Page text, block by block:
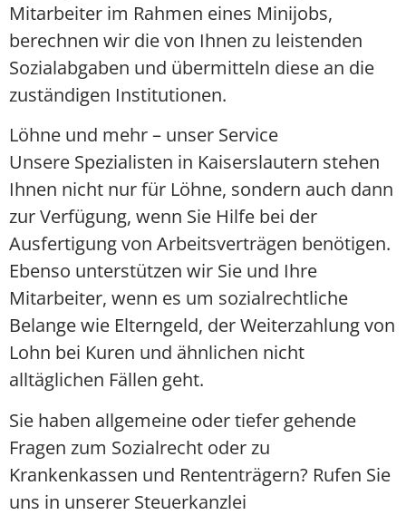
Mitarbeiter im Rahmen eines Minijobs,
berechnen wir die von Ihnen zu leistenden
Sozialabgaben und übermitteln diese an die
zuständigen Institutionen.
Löhne und mehr – unser Service
Unsere Spezialisten in Kaiserslautern stehen
Ihnen nicht nur für Löhne, sondern auch dann
zur Verfügung, wenn Sie Hilfe bei der
Ausfertigung von Arbeitsverträgen benötigen.
Ebenso unterstützen wir Sie und Ihre
Mitarbeiter, wenn es um sozialrechtliche
Belange wie Elterngeld, der Weiterzahlung von
Lohn bei Kuren und ähnlichen nicht
alltäglichen Fällen geht.
Sie haben allgemeine oder tiefer gehende
Fragen zum Sozialrecht oder zu
Krankenkassen und Rententrägern? Rufen Sie
uns in unserer Steuerkanzlei